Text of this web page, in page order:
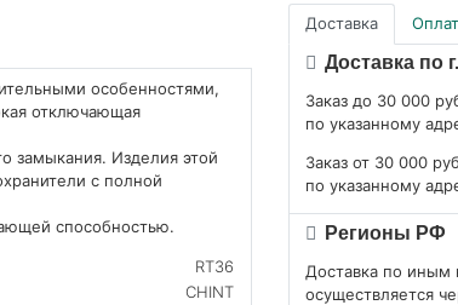
Доставка
Доставка по
Заказ до 30 000
по указанному
Заказ от 30 000
по указанному
Регионы РФ
Доставка по иным
осуществляется
особенностями,
отключающая
замыкания. Изделия этой
с полной
способностью.
RT36
CHINT